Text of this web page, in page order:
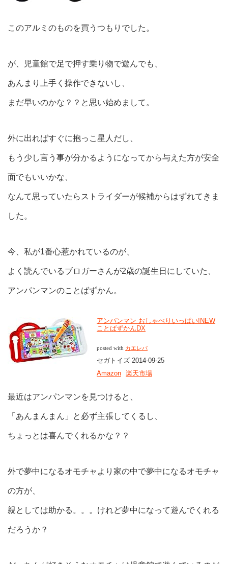
このアルミのものを買うつもりでした。
が、児童館で足で押す乗り物で遊んでも、
あんまり上手く操作できないし、
まだ早いのかな？？と思い始めまして。
外に出ればすぐに抱っこ星人だし、
もう少し言う事が分かるようになってから与えた方が安全
面でもいいかな、
なんて思っていたらストライダーが候補からはずれてきま
した。
今、私が1番心惹かれているのが、
よく読んでいるブロガーさんが2歳の誕生日にしていた、
アンパンマンのことばずかん。
アンパンマン おしゃべりいっぱい!NEW
ことばずかんDX
posted with カエレバ
セガトイズ 2014-09-25
Amazon 楽天市場
最近はアンパンマンを見つけると、
「あんまんまん」と必ず主張してくるし、
ちょっとは喜んでくれるかな？？
外で夢中になるオモチャより家の中で夢中になるオモチャ
の方が、
親としては助かる。。。けれど夢中になって遊んでくれる
だろうか？